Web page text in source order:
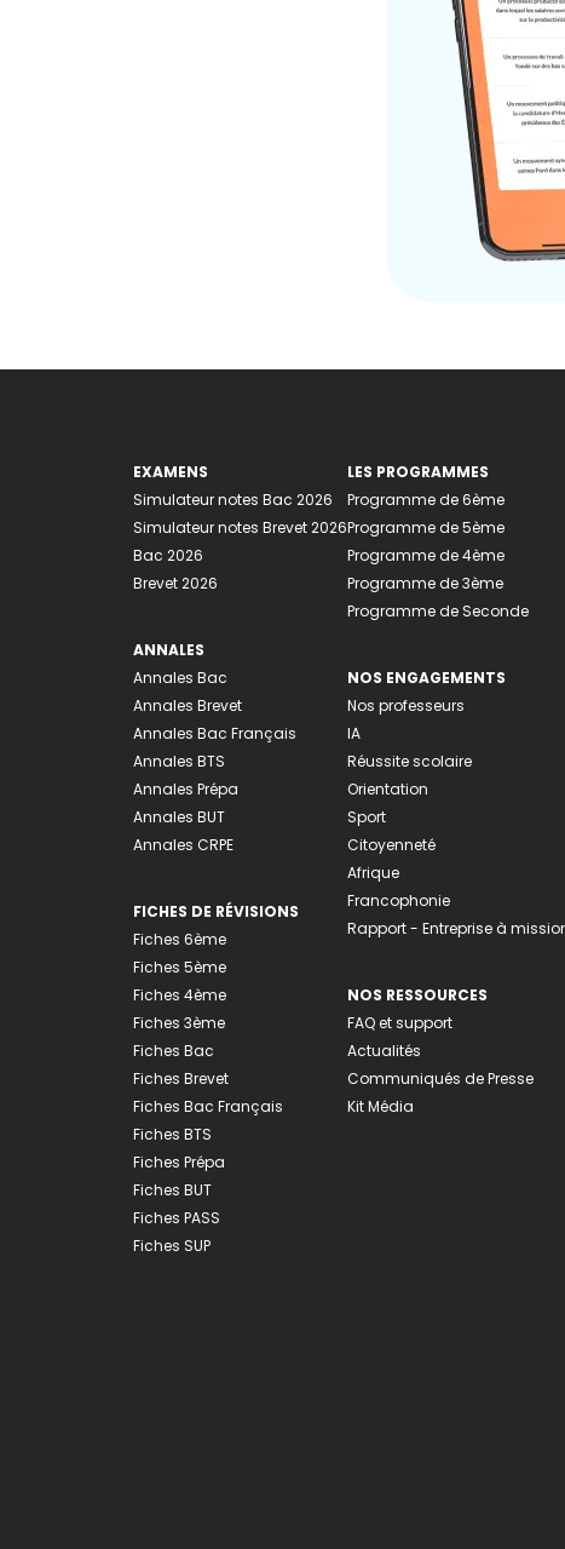
EXAMENS
Simulateur notes Bac 2026
Simulateur notes Brevet 2026
Bac 2026
Brevet 2026
ANNALES
Annales Bac
Annales Brevet
Annales Bac Français
Annales BTS
Annales Prépa
Annales BUT
Annales CRPE
FICHES DE RÉVISIONS
Fiches 6ème
Fiches 5ème
Fiches 4ème
Fiches 3ème
Fiches Bac
Fiches Brevet
Fiches Bac Français
Fiches BTS
Fiches Prépa
Fiches BUT
Fiches PASS
Fiches SUP
LES PROGRAMMES
Programme de 6ème
Programme de 5ème
Programme de 4ème
Programme de 3ème
Programme de Seconde
NOS ENGAGEMENTS
Nos professeurs
IA
Réussite scolaire
Orientation
Sport
Citoyenneté
Afrique
Francophonie
Rapport - Entreprise à
NOS RESSOURCES
FAQ et support
Actualités
Communiqués de Presse
Kit Média